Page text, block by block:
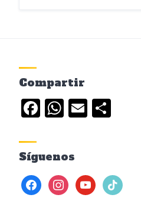
Compartir
Facebook
WhatsApp
Email
Síguenos
facebookinstagramyoutubetiktok